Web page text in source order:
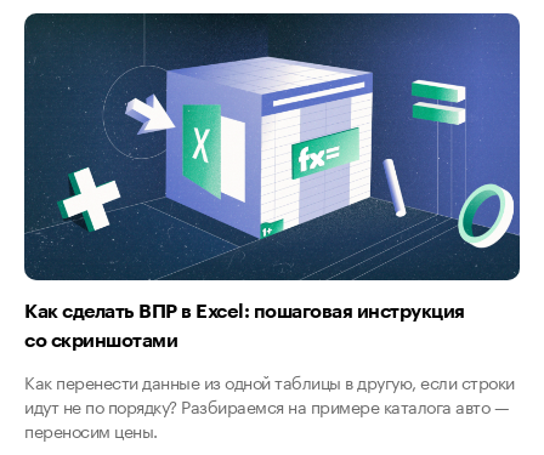
Как сделать ВПР в Excel: пошаговая инструкция
со скриншотами
Как перенести данные из одной таблицы в другую, если строки
идут не по порядку? Разбираемся на примере каталога авто —
переносим цены.